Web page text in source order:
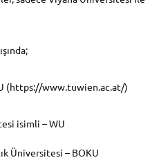
(https://www.tuwien.ac.at/)
isimli – WU
Üniversitesi – BOKU